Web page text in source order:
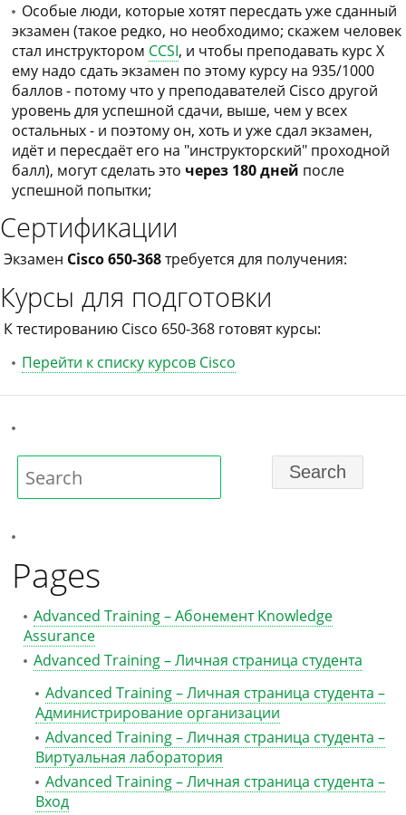
Особые люди, которые хотят пересдать уже сданный
экзамен (такое редко, но необходимо; скажем человек
стал инструктором CCSI, и чтобы преподавать курс X
ему надо сдать экзамен по этому курсу на 935/1000
баллов - потому что у преподавателей Cisco другой
уровень для успешной сдачи, выше, чем у всех
остальных - и поэтому он, хоть и уже сдал экзамен,
идёт и пересдаёт его на "инструкторский" проходной
балл), могут сделать это через 180 дней после
успешной попытки;
Сертификации
Экзамен Cisco 650-368требуется для получения:
Курсы для подготовки
К тестированию Cisco 650-368 готовят курсы:
Перейти к списку курсов Cisco
Pages
Advanced Training – Абонемент Knowledge
Assurance
Advanced Training – Личная страница студента
Advanced Training – Личная страница студента –
Администрирование организации
Advanced Training – Личная страница студента –
Виртуальная лаборатория
Advanced Training – Личная страница студента –
Вход